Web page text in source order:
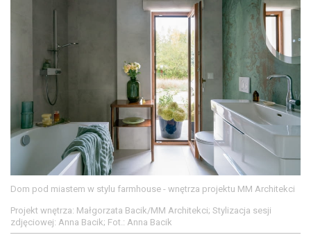
Dom pod miastem w stylu farmhouse - wnętrza projektu MM Architekci
Projekt wnętrza: Małgorzata Bacik/MM Architekci; Stylizacja sesji
zdjęciowej: Anna Bacik; Fot.: Anna Bacik